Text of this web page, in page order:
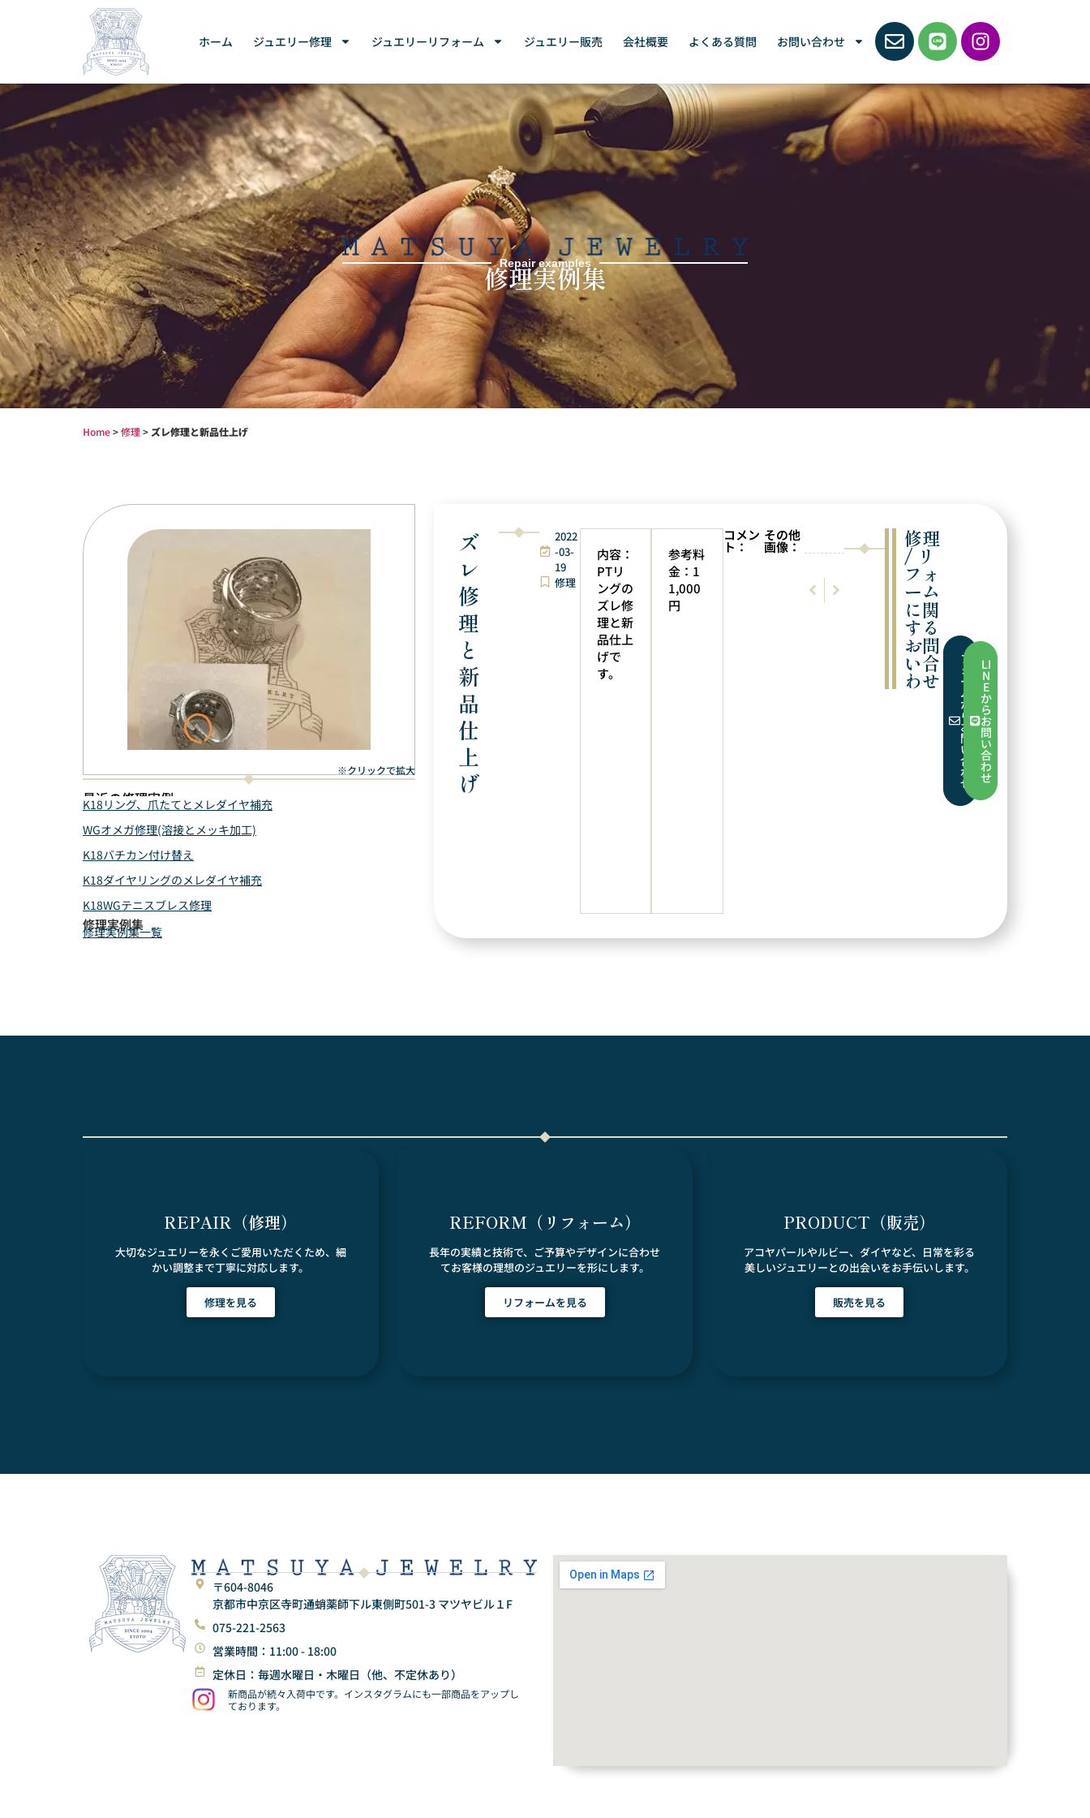
ホーム ジュエリー修理 ジュエリーリフォーム ジュエリー販売 会社概要 よくある質問 お問い合わせ
Repair examples
修理実例集
Home>修理> ズレ修理と新品仕上げ
※クリックで拡大
最近の修理実例
K18リング、爪たてとメレダイヤ補充
WGオメガ修理(溶接とメッキ加工)
K18バチカン付け替え
K18ダイヤリングのメレダイヤ補充
K18WGテニスブレス修理
修理実例集
修理実例集一覧
ズ
レ
修
理
と
新
品
仕
上
げ
2022
-03-
19
修理
内容：
PTリ
ングの
ズレ修
理と新
品仕上
げで
す。
参考料
金：1
1,000
円
コメン
ト：
その他
画像：
前の実例
チェーンの修理
次の実例
ネックレスの修理
修理
/ リ
フォ
ーム
に関
する
お問
い合
わせ
フ
ォ
ー
ム
か
ら
お
問
い
合
わ
せ
LI
N
E
か
ら
お
問
い
合
わ
せ
REPAIR（修理）
大切なジュエリーを永くご愛用いただくため、細
かい調整まで丁寧に対応します。
修理を見る
REFORM（リフォーム）
長年の実績と技術で、ご予算やデザインに合わせ
てお客様の理想のジュエリーを形にします。
リフォームを見る
PRODUCT（販売）
アコヤパールやルビー、ダイヤなど、日常を彩る
美しいジュエリーとの出会いをお手伝いします。
販売を見る
〒604-8046
京都市中京区寺町通蛸薬師下ル東側町501-3 マツヤビル１F
075-221-2563
営業時間：11:00 - 18:00
定休日：毎週水曜日・木曜日（他、不定休あり）
新商品が続々入荷中です。インスタグラムにも一部商品をアップし
ております。